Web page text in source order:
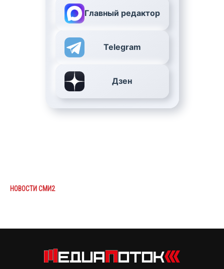
Главный редактор
Telegram
Дзен
НОВОСТИ СМИ2